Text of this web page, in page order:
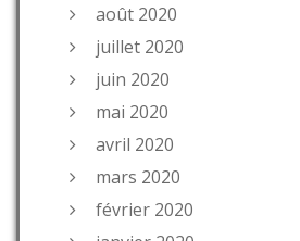
août 2020
juillet 2020
juin 2020
mai 2020
avril 2020
mars 2020
février 2020